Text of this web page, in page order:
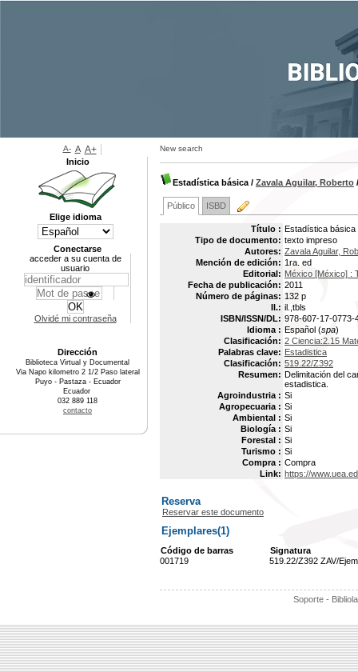
New search
Estadística básica / Zavala Aguilar, Roberto
Público ISBD
Título : Estadística básica
Tipo de documento: texto impreso
Autores: Zavala Aguilar,
Mención de edición: 1ra. ed
Editorial: México [México] :
Fecha de publicación: 2011
Número de páginas: 132 p
Il.: il.,tbls
ISBN/ISSN/DL: 978-607-17-0773-
Idioma : Español (spa)
Clasificación: 2 Ciencia:2.15
Palabras clave: Estadistica
Clasificación: 519.22/Z392
Resumen: Delimitación del
estadistica.
Agroindustria : Si
Agropecuaria : Si
Ambiental : Si
Biología : Si
Forestal : Si
Turismo : Si
Compra : Compra
Link: https://
Reserva
Reservar este documento
Ejemplares(1)
Código de barras
Signatura
001719
519.22/Z392 ZAV/
Soporte -
A- A A+
Inicio
Elige idioma
Conectarse
acceder a su cuenta de
usuario
Olvidé mi contraseña
Dirección
Biblioteca Virtual y Documental
Via Napo kilometro 2 1/2 Paso lateral
Puyo - Pastaza - Ecuador
Ecuador
032 889 118
contacto